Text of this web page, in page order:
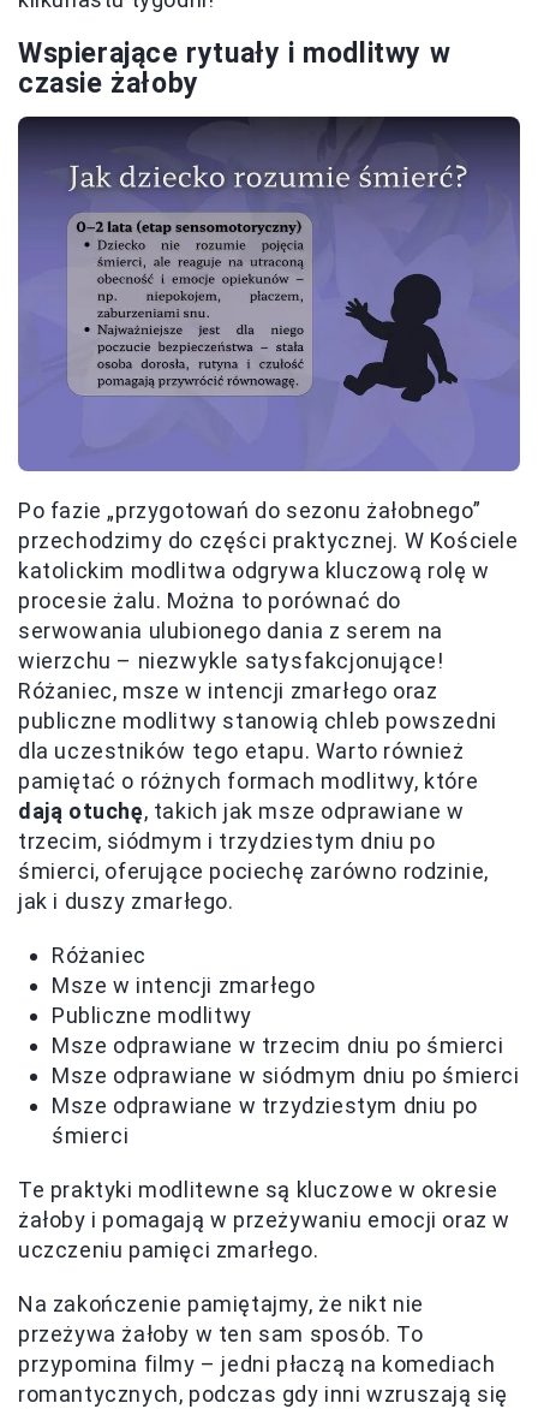
Wspierające rytuały i modlitwy w
czasie żałoby
Po fazie „przygotowań do sezonu żałobnego”
przechodzimy do części praktycznej. W Kościele
katolickim modlitwa odgrywa kluczową rolę w
procesie żalu. Można to porównać do
serwowania ulubionego dania z serem na
wierzchu – niezwykle satysfakcjonujące!
Różaniec, msze w intencji zmarłego oraz
publiczne modlitwy stanowią chleb powszedni
dla uczestników tego etapu. Warto również
pamiętać o różnych formach modlitwy, które
dają otuchę, takich jak msze odprawiane w
trzecim, siódmym i trzydziestym dniu po
śmierci, oferujące pociechę zarówno rodzinie,
jak i duszy zmarłego.
Różaniec
Msze w intencji zmarłego
Publiczne modlitwy
Msze odprawiane w trzecim dniu po śmierci
Msze odprawiane w siódmym dniu po śmierci
Msze odprawiane w trzydziestym dniu po
śmierci
Te praktyki modlitewne są kluczowe w okresie
żałoby i pomagają w przeżywaniu emocji oraz w
uczczeniu pamięci zmarłego.
Na zakończenie pamiętajmy, że nikt nie
przeżywa żałoby w ten sam sposób. To
przypomina filmy – jedni płaczą na komediach
romantycznych, podczas gdy inni wzruszają się